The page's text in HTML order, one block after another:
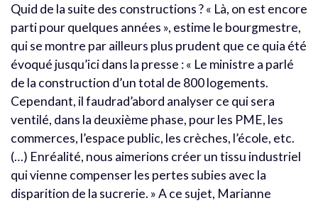
Quid de la suite des constructions ? « Là, on est encore
parti pour quelques années », estime le bourgmestre,
qui se montre par ailleurs plus prudent que ce quia été
évoqué jusqu’ici dans la presse : « Le ministre a parlé
de la construction d’un total de 800 logements.
Cependant, il faudrad’abord analyser ce qui sera
ventilé, dans la deuxième phase, pour les PME, les
commerces, l’espace public, les crèches, l’école, etc.
(…) Enréalité, nous aimerions créer un tissu industriel
qui vienne compenser les pertes subies avec la
disparition de la sucrerie. » A ce sujet, Marianne